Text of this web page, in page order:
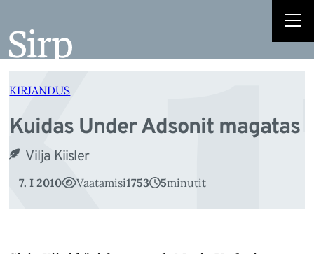
juurde
KIRJANDUS
Kuidas Under Adsonit magatas
Vilja Kiisler
7. I 2010 Vaatamisi1753 5minutit